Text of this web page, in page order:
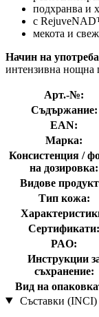
подхранва и
с
мекота и
Начин на
интензивна нощна
Арт.-№:
Съдържание:
EAN:
Марка:
Консистенция /
на дозировка:
Видове
Тип кожа:
Сертификати:
PAO:
Инструкции
съхранение:
Вид на
Съставки (INCI)